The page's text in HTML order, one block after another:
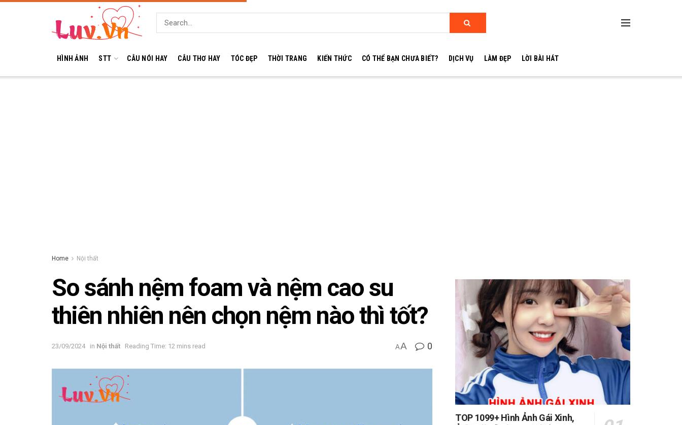
HÌNH ẢNH STT CÂU NÓI HAY CÂU THƠ HAY TÓC ĐẸP THỜI TRANG KIẾN THỨC CÓ THỂ BẠN CHƯA BIẾT? DỊCH VỤ LÀM ĐẸP LỜI BÀI HÁT
Home Nội thất
So sánh nệm foam và nệm cao su
thiên nhiên nên chọn nệm nào thì tốt?
23/09/2024 in Nội thất Reading Time: 12 mins read AA 0
TOP 1099+ Hình Ảnh Gái Xinh,